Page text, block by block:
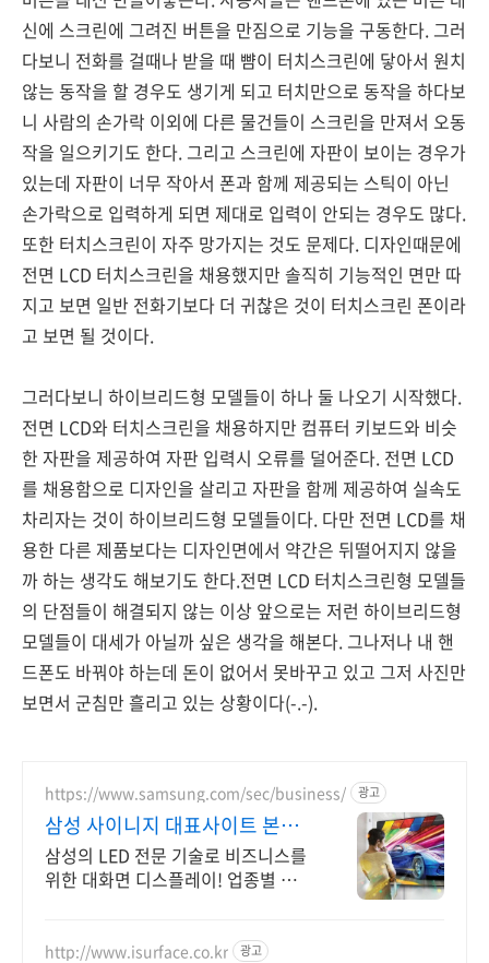
신에 스크린에 그려진 버튼을 만짐으로 기능을 구동한다. 그러
다보니 전화를 걸때나 받을 때 뺨이 터치스크린에 닿아서 원치
않는 동작을 할 경우도 생기게 되고 터치만으로 동작을 하다보
니 사람의 손가락 이외에 다른 물건들이 스크린을 만져서 오동
작을 일으키기도 한다. 그리고 스크린에 자판이 보이는 경우가
있는데 자판이 너무 작아서 폰과 함께 제공되는 스틱이 아닌
손가락으로 입력하게 되면 제대로 입력이 안되는 경우도 많다.
또한 터치스크린이 자주 망가지는 것도 문제다. 디자인때문에
전면 LCD 터치스크린을 채용했지만 솔직히 기능적인 면만 따
지고 보면 일반 전화기보다 더 귀찮은 것이 터치스크린 폰이라
고 보면 될 것이다.
그러다보니 하이브리드형 모델들이 하나 둘 나오기 시작했다.
전면 LCD와 터치스크린을 채용하지만 컴퓨터 키보드와 비슷
한 자판을 제공하여 자판 입력시 오류를 덜어준다. 전면 LCD
를 채용함으로 디자인을 살리고 자판을 함께 제공하여 실속도
차리자는 것이 하이브리드형 모델들이다. 다만 전면 LCD를 채
용한 다른 제품보다는 디자인면에서 약간은 뒤떨어지지 않을
까 하는 생각도 해보기도 한다.전면 LCD 터치스크린형 모델들
의 단점들이 해결되지 않는 이상 앞으로는 저런 하이브리드형
모델들이 대세가 아닐까 싶은 생각을 해본다. 그나저나 내 핸
드폰도 바꿔야 하는데 돈이 없어서 못바꾸고 있고 그저 사진만
보면서 군침만 흘리고 있는 상황이다(-.-).
https://www.samsung.com/sec/business/ 광고
삼성 사이니지 대표사이트 본사
공식 운영 견적문의
삼성의 LED 전문 기술로 비즈니스를
위한 대화면 디스플레이! 업종별 추천
http://www.isurface.co.kr 광고